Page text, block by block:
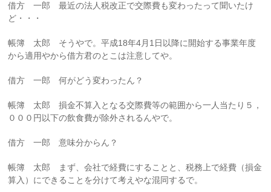
借方 一郎 最近の法人税改正で交際費も変わったって聞いたけ
ど・・・
帳簿 太郎 そうやで。平成18年4月1日以降に開始する事業年度
から適用やから借方君のとこは注意してや。
借方 一郎 何がどう変わったん？
帳簿 太郎 損金不算入となる交際費等の範囲から一人当たり５，
０００円以下の飲食費が除外されるんやで。
借方 一郎 意味分からん？
帳簿 太郎 まず、会社で経費にすることと、税務上で経費（損金
算入）にできることを分けて考えやな混同するで。